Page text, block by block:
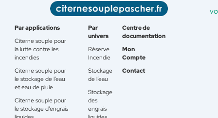
Par applications
Citerne souple pour
la lutte contre les
incendies
Citerne souple pour
le stockage de l’eau
et eau de pluie
Citerne souple pour
le stockage d’engrais
Par
univers
Réserve
Incendie
Stockage
de l’eau
Stockage
des
engrais
Centre de
documentation
Mon
Compte
Contact